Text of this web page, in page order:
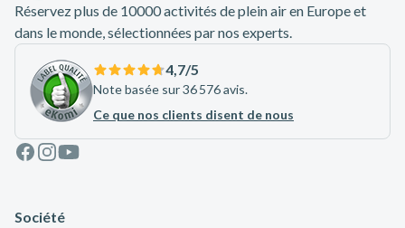
Réservez plus de 10000 activités de plein air en Europe et
dans le monde, sélectionnées par nos experts.
4,7/5
Note basée sur 36 576 avis.
Ce que nos clients disent de nous
Facebook
Instagram
Youtube
Société